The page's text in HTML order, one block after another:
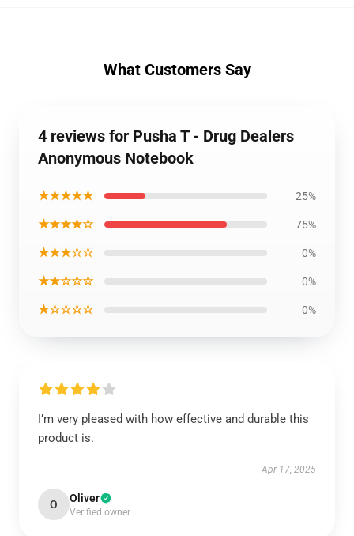
What Customers Say
4 reviews for Pusha T - Drug Dealers
Anonymous Notebook
★★★★★ 25%
★★★★☆ 75%
★★★☆☆ 0%
★★☆☆☆ 0%
★☆☆☆☆ 0%
I’m very pleased with how effective and durable this
product is.
Apr 17, 2025
O Oliver
Verified owner